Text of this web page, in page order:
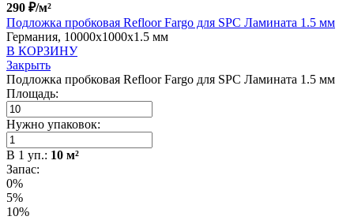
290 ₽/м²
Подложка пробковая Refloor Fargo для SPC Ламината 1.5 мм
Германия, 10000x1000x1.5 мм
В КОРЗИНУ
Закрыть
Подложка пробковая Refloor Fargo для SPC Ламината 1.5 мм
Площадь:
Нужно упаковок:
В 1 уп.: 10 м²
Запас:
0%
5%
10%